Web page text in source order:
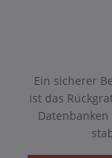
Ein sicherer
ist das